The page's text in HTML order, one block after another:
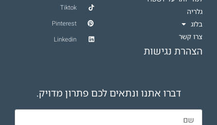
גלריה
בלוג
צרו קשר
הצהרת נגישות
Tiktok
Pinterest
Linkedin
דברו אתנו ונתאים לכם פתרון מדויק.